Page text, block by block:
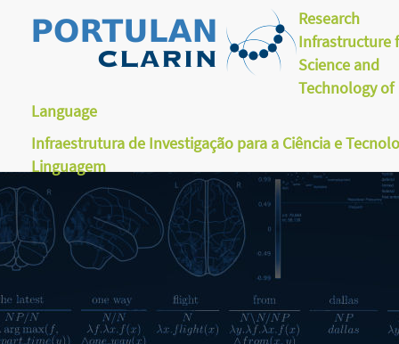
Research
Infrastructure
Science and
Technology of
Language
Infraestrutura de Investigação para a Ciência e
Linguagem